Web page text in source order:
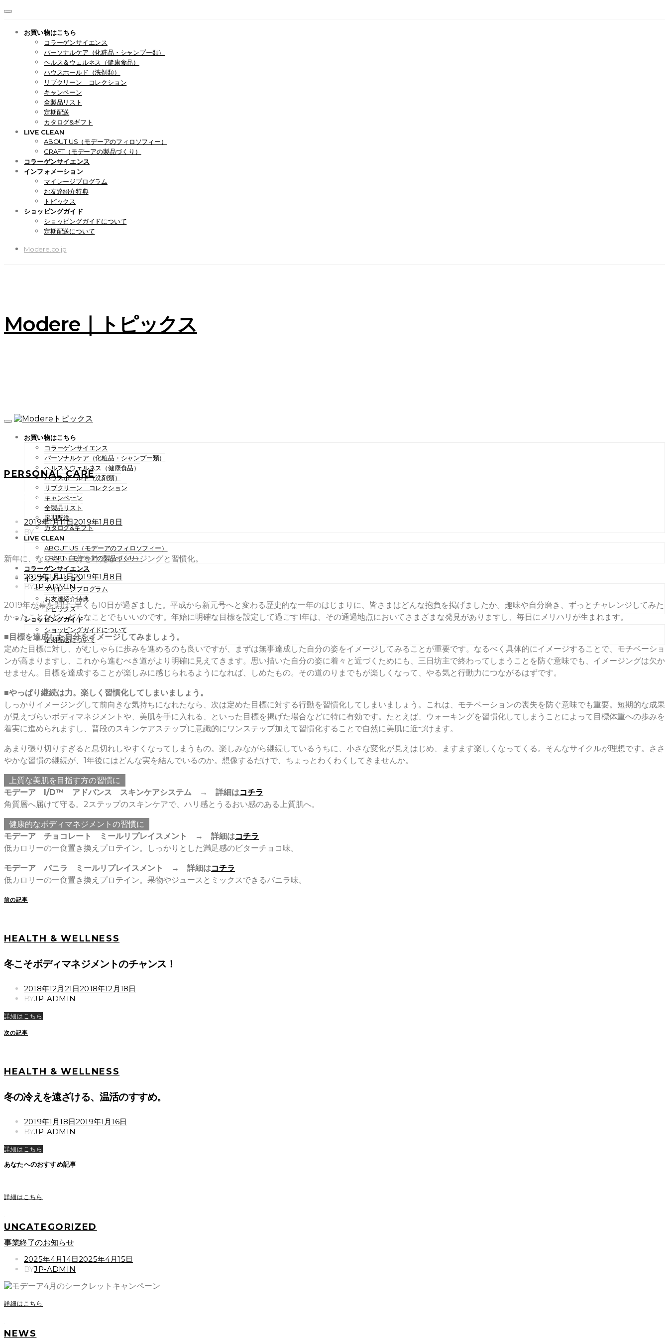
お買い物はこちら
コラーゲンサイエンス
パーソナルケア（化粧品・シャンプー類）
ヘルス＆ウェルネス（健康食品）
ハウスホールド（洗剤類）
リブクリーン コレクション
キャンペーン
全製品リスト
定期配送
カタログ&ギフト
LIVE CLEAN
ABOUT US（モデーアのフィロソフィー）
CRAFT（モデーアの製品づくり）
コラーゲンサイエンス
インフォメーション
マイレージプログラム
お友達紹介特典
トピックス
ショッピングガイド
ショッピングガイドについて
定期配送について
Modere.co.jp
Modere｜トピックス
お買い物はこちら
コラーゲンサイエンス
パーソナルケア（化粧品・シャンプー類）
ヘルス＆ウェルネス（健康食品）
ハウスホールド（洗剤類）
リブクリーン コレクション
キャンペーン
全製品リスト
定期配送
カタログ&ギフト
LIVE CLEAN
ABOUT US（モデーアのフィロソフィー）
CRAFT（モデーアの製品づくり）
コラーゲンサイエンス
インフォメーション
マイレージプログラム
お友達紹介特典
トピックス
ショッピングガイド
ショッピングガイドについて
定期配送について
PERSONAL CARE
新年に、なりたい自分を叶えるイメージングと習慣化。
POSTED
ON
2019年1月11日2019年1月8日
BY
新年に、なりたい自分を叶えるイメージングと習慣化。
POSTED
ON
2019年1月11日2019年1月8日
BYJP-ADMIN
2019年が幕を開け､早くも10日が過ぎました。平成から新元号へと変わる歴史的な一年のはじまりに、皆さまはどんな抱負を掲げましたか。趣味や自分磨き、ずっとチャレンジしてみた
かったことなど、どんなことでもいいのです。年始に明確な目標を設定して過ごす1年は、その通過地点においてさまざまな発見がありますし、毎日にメリハリが生まれます。
■目標を達成した自分をイメージしてみましょう。
定めた目標に対し、がむしゃらに歩みを進めるのも良いですが、まずは無事達成した自分の姿をイメージしてみることが重要です。なるべく具体的にイメージすることで、モチベーショ
ンが高まりますし、これから進むべき道がより明確に見えてきます。思い描いた自分の姿に着々と近づくためにも、三日坊主で終わってしまうことを防ぐ意味でも、イメージングは欠か
せません。目標を達成することが楽しみに感じられるようになれば、しめたもの。その道のりまでもが楽しくなって、やる気と行動力につながるはずです。
■やっぱり継続は力。楽しく習慣化してしまいましょう。
しっかりイメージングして前向きな気持ちになれたなら、次は定めた目標に対する行動を習慣化してしまいましょう。これは、モチベーションの喪失を防ぐ意味でも重要。短期的な成果
が見えづらいボディマネジメントや、美肌を手に入れる、といった目標を掲げた場合などに特に有効です。たとえば、ウォーキングを習慣化してしまうことによって目標体重への歩みを
着実に進められますし、普段のスキンケアステップに意識的にワンステップ加えて習慣化することで自然に美肌に近づけます。
あまり張り切りすぎると息切れしやすくなってしまうもの。楽しみながら継続しているうちに、小さな変化が見えはじめ、ますます楽しくなってくる。そんなサイクルが理想です。ささ
やかな習慣の継続が、1年後にはどんな実を結んでいるのか。想像するだけで、ちょっとわくわくしてきませんか。
上質な美肌を目指す方の習慣に
モデーア I/D™ アドバンス スキンケアシステム → 詳細はコチラ
角質層へ届けて守る。2ステップのスキンケアで、ハリ感とうるおい感のある上質肌へ。
健康的なボディマネジメントの習慣に
モデーア チョコレート ミールリプレイスメント → 詳細はコチラ
低カロリーの一食置き換えプロテイン。しっかりとした満足感のビターチョコ味。
モデーア バニラ ミールリプレイスメント → 詳細はコチラ
低カロリーの一食置き換えプロテイン。果物やジュースとミックスできるバニラ味。
前の記事
HEALTH & WELLNESS
冬こそボディマネジメントのチャンス！
POSTED
ON
2018年12月21日2018年12月18日
BYJP-ADMIN
詳細はこちら
次の記事
HEALTH & WELLNESS
冬の冷えを遠ざける、温活のすすめ。
POSTED
ON
2019年1月18日2019年1月16日
BYJP-ADMIN
詳細はこちら
あなたへのおすすめ記事
詳細はこちら
UNCATEGORIZED
事業終了のお知らせ
POSTED
ON
2025年4月14日2025年4月15日
BYJP-ADMIN
詳細はこちら
NEWS